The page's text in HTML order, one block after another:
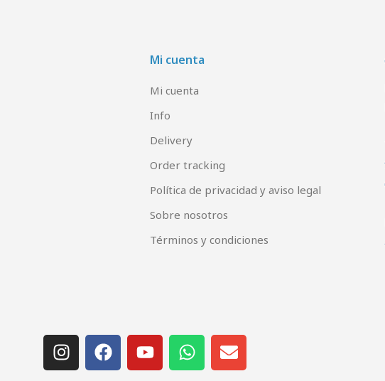
Mi cuenta
Mi cuenta
Info
Delivery
Order tracking
Política de privacidad y aviso legal
Sobre nosotros
Términos y condiciones